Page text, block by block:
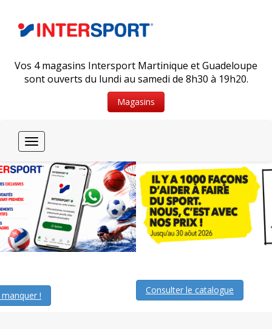
Vos 4 magasins Intersport Martinique et Guadeloupe
sont ouverts du lundi au samedi de 8h30 à 19h20.
Magasins
Toggle
Consulter le catalogue